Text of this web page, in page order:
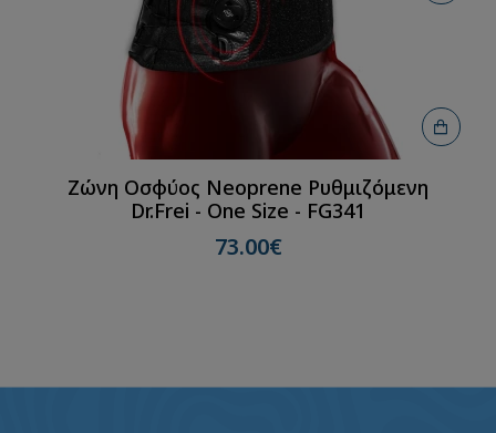
Ζώνη Οσφύος Νeoprene Ρυθμιζόμενη
Dr.Frei - One Size - FG341
73.00€